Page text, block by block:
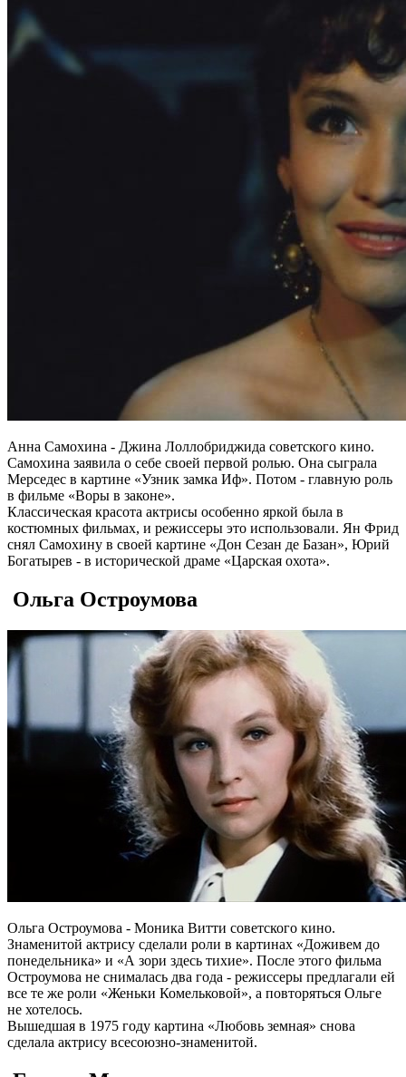
Анна Самохина - Джина Лоллобриджида советского кино.
Самохина заявила о себе своей первой ролью. Она сыграла
Мерседес в картине «Узник замка Иф». Потом - главную роль
в фильме «Воры в законе».
Классическая красота актрисы особенно яркой была в
костюмных фильмах, и режиссеры это использовали. Ян Фрид
снял Самохину в своей картине «Дон Сезан де Базан», Юрий
Богатырев - в исторической драме «Царская охота».
Ольга Остроумова
Ольга Остроумова - Моника Витти советского кино.
Знаменитой актрису сделали роли в картинах «Доживем до
понедельника» и «А зори здесь тихие». После этого фильма
Остроумова не снималась два года - режиссеры предлагали ей
все те же роли «Женьки Комельковой», а повторяться Ольге
не хотелось.
Вышедшая в 1975 году картина «Любовь земная» снова
сделала актрису всесоюзно-знаменитой.